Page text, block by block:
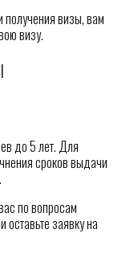
визы, вам
визу.
до 5 лет. Для
сроков выдачи
по вопросам
заявку на